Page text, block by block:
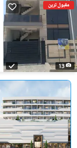
مقبول ترین
13